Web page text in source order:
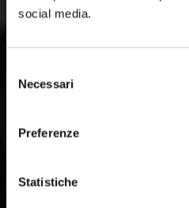
social media.
delNecessari
Preferenze
Statistiche